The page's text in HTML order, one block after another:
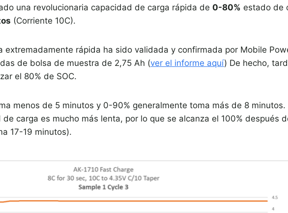
una revolucionaria capacidad de carga rápida de 0-80% estado de
(Corriente 10C).
extremadamente rápida ha sido validada y confirmada por Mobile
de bolsa de muestra de 2,75 Ah (ver el informe aquí) De hecho,
el 80% de SOC.
menos de 5 minutos y 0-90% generalmente toma más de 8 minutos.
carga es mucho más lenta, por lo que se alcanza el 100% después
17-19 minutos).